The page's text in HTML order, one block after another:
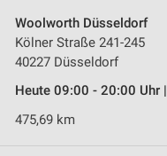
Woolworth Düsseldorf
Kölner Straße 241-245
40227 Düsseldorf
Heute 09:00 - 20:00 Uhr |
475,69 km